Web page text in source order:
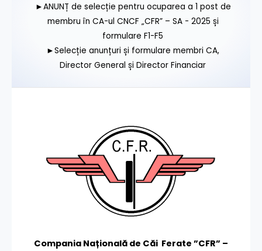
►ANUNȚ de selecție pentru ocuparea a 1 post de
membru în CA-ul CNCF „CFR” – SA - 2025 și
formulare F1-F5
►Selecție anunțuri și formulare membri CA,
Director General și Director Financiar
Compania Națională de Căi Ferate ”CFR” –